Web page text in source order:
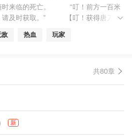
时来临的死亡。 “叮！前方一百米
请及时获取。” 【叮！获得唐刀制
！获得铁皮船制作图纸一份。】
敌 热血 玩家
共80章
新